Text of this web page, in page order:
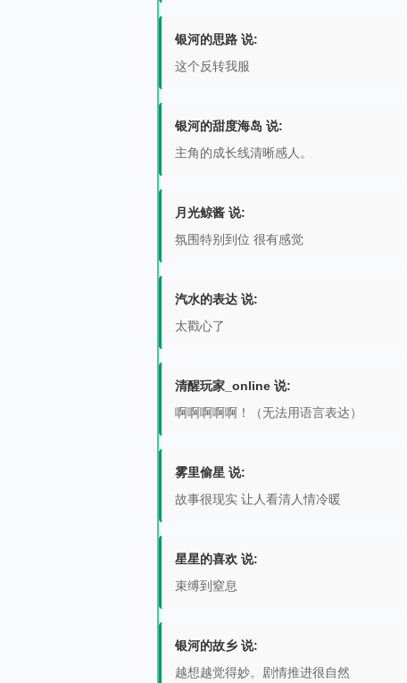
银河的思路 说:
这个反转我服
银河的甜度海岛 说:
主角的成长线清晰感人。
月光鲸酱 说:
氛围特别到位 很有感觉
汽水的表达 说:
太戳心了
清醒玩家_online 说:
啊啊啊啊啊！（无法用语言表达）
雾里偷星 说:
故事很现实 让人看清人情冷暖
星星的喜欢 说:
束缚到窒息
银河的故乡 说:
越想越觉得妙。剧情推进很自然